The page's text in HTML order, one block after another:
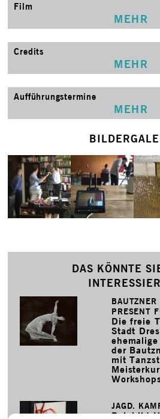
Film
MEHR
Credits
MEHR
Aufführungstermine
MEHR
DAS KÖNNTE
BAUTZNER
RESENT
Die freie
Stadt
der
mit
JAGD.
Reinhild